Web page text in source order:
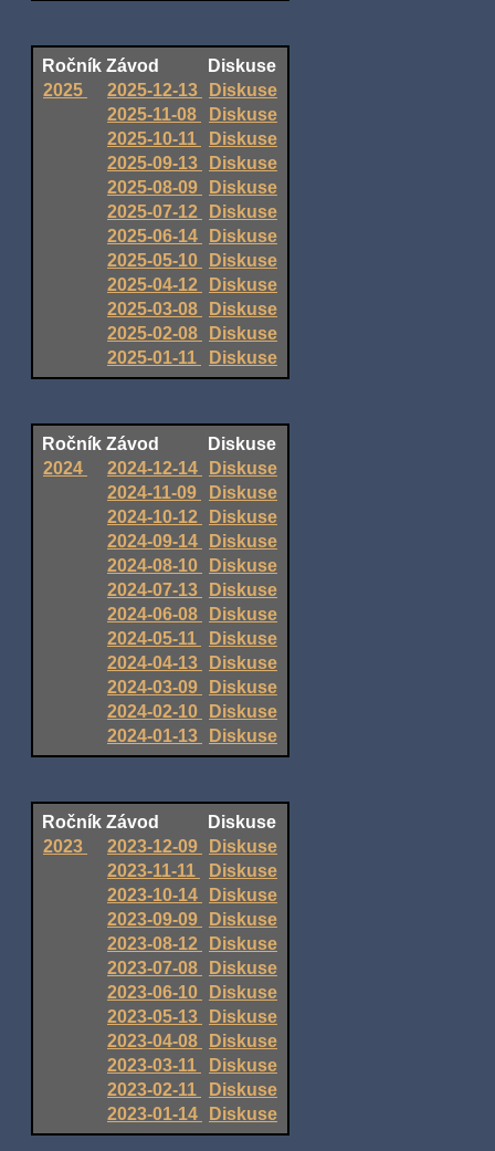
Ročník Závod
Diskuse
2025
2025-12-13
Diskuse
2025-11-08
Diskuse
2025-10-11
Diskuse
2025-09-13
Diskuse
2025-08-09
Diskuse
2025-07-12
Diskuse
2025-06-14
Diskuse
2025-05-10
Diskuse
2025-04-12
Diskuse
2025-03-08
Diskuse
2025-02-08
Diskuse
2025-01-11
Diskuse
Ročník Závod
Diskuse
2024
2024-12-14
Diskuse
2024-11-09
Diskuse
2024-10-12
Diskuse
2024-09-14
Diskuse
2024-08-10
Diskuse
2024-07-13
Diskuse
2024-06-08
Diskuse
2024-05-11
Diskuse
2024-04-13
Diskuse
2024-03-09
Diskuse
2024-02-10
Diskuse
2024-01-13
Diskuse
Ročník Závod
Diskuse
2023
2023-12-09
Diskuse
2023-11-11
Diskuse
2023-10-14
Diskuse
2023-09-09
Diskuse
2023-08-12
Diskuse
2023-07-08
Diskuse
2023-06-10
Diskuse
2023-05-13
Diskuse
2023-04-08
Diskuse
2023-03-11
Diskuse
2023-02-11
Diskuse
2023-01-14
Diskuse